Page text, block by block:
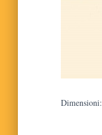
Dimensioni: